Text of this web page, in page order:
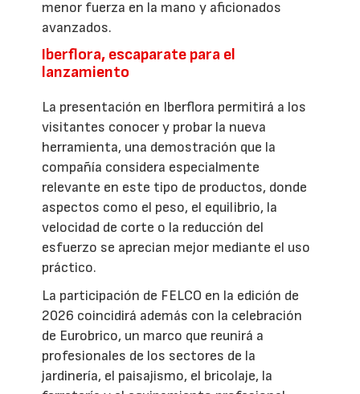
menor fuerza en la mano y aficionados
avanzados.
Iberflora, escaparate para el
lanzamiento
La presentación en Iberflora permitirá a los
visitantes conocer y probar la nueva
herramienta, una demostración que la
compañía considera especialmente
relevante en este tipo de productos, donde
aspectos como el peso, el equilibrio, la
velocidad de corte o la reducción del
esfuerzo se aprecian mejor mediante el uso
práctico.
La participación de FELCO en la edición de
2026 coincidirá además con la celebración
de Eurobrico, un marco que reunirá a
profesionales de los sectores de la
jardinería, el paisajismo, el bricolaje, la